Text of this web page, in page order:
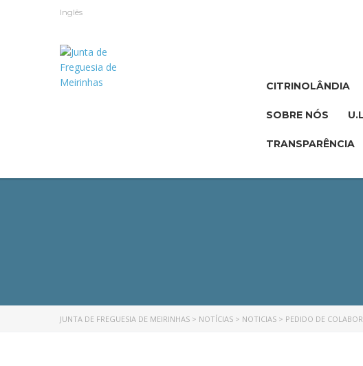
Inglês
CITRINOLÂNDIA
SOBRE NÓS
TRANSPARÊNCIA
JUNTA DE FREGUESIA DE MEIRINHAS > NOTÍCIAS > NOTICIAS > PEDIDO DE